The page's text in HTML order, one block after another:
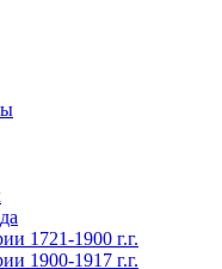
1721-1900 г.г.
1900-1917 г.г.